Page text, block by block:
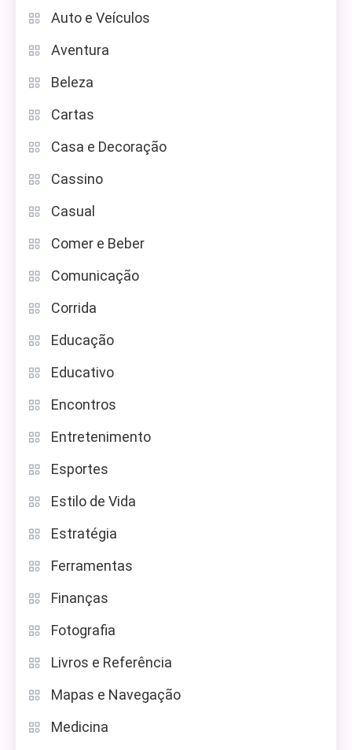
Auto e Veículos
Aventura
Beleza
Cartas
Casa e Decoração
Cassino
Casual
Comer e Beber
Comunicação
Corrida
Educação
Educativo
Encontros
Entretenimento
Esportes
Estilo de Vida
Estratégia
Ferramentas
Finanças
Fotografia
Livros e Referência
Mapas e Navegação
Medicina